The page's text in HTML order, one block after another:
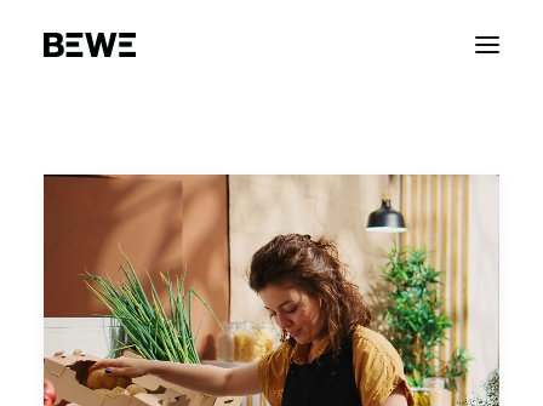
CHI SIAMO
SERVIZI
RISORSE
ADVOCACY
CONTATTACI